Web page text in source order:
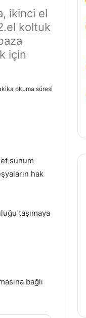
ikinci el
koltuk
için
okuma süresi
sunum
hak
taşımaya
bağlı